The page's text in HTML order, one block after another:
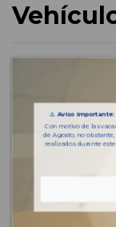
⚠️Aviso importante:
Con motivo de las
de Agosto, no
realizados durante